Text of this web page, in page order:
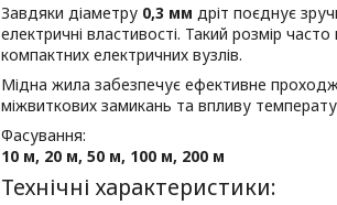
Завдяки діаметру 0,3 мм дріт поєднує
електричні властивості. Такий розмір
компактних електричних вузлів.
Мідна жила забезпечує ефективне
міжвиткових замикань та впливу
Фасування:
10 м, 20 м, 50 м, 100 м, 200 м
Технічні характеристики: